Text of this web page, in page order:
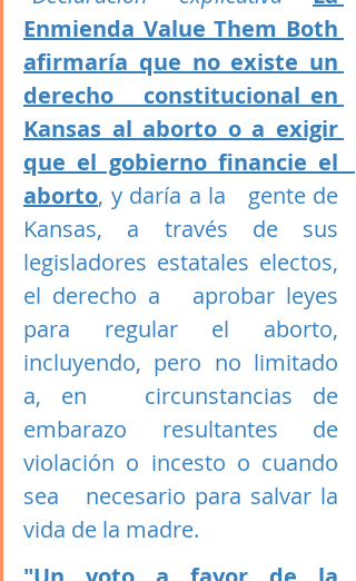
Enmienda Value Them Both
afirmaría que no existe un
derecho   constitucional en
Kansas al aborto o a exigir
que el gobierno financie el
aborto, y daría a la   gente de
Kansas, a través de sus
legisladores estatales electos,
el derecho a   aprobar leyes
para regular el aborto,
incluyendo, pero no limitado
a, en   circunstancias de
embarazo resultantes de
violación o incesto o cuando
sea   necesario para salvar la
vida de la madre.